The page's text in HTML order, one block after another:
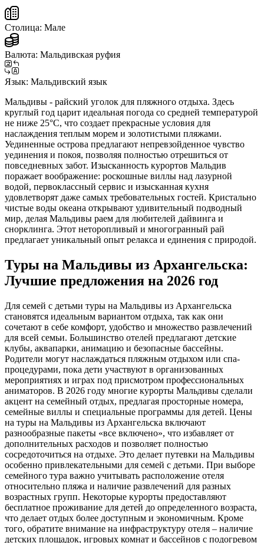
Столица: Мале
Валюта: Мальдивская руфия
Язык: Мальдивский язык
Мальдивы - райский уголок для пляжного отдыха. Здесь
круглый год царит идеальная погода со средней температурой
не ниже 25°C, что создает прекрасные условия для
наслаждения теплым морем и золотистыми пляжами.
Уединенные острова предлагают непревзойденное чувство
уединения и покоя, позволяя полностью отрешиться от
повседневных забот. Изысканность курортов Мальдив
поражает воображение: роскошные виллы над лазурной
водой, первоклассный сервис и изысканная кухня
удовлетворят даже самых требовательных гостей. Кристально
чистые воды океана открывают удивительный подводный
мир, делая Мальдивы раем для любителей дайвинга и
снорклинга. Этот неторопливый и многогранный рай
предлагает уникальный опыт релакса и единения с природой.
Туры на Мальдивы из Архангельска:
Лучшие предложения на 2026 год
Для семей с детьми туры на Мальдивы из Архангельска
становятся идеальным вариантом отдыха, так как они
сочетают в себе комфорт, удобство и множество развлечений
для всей семьи. Большинство отелей предлагают детские
клубы, аквапарки, анимацию и безопасные бассейны.
Родители могут наслаждаться пляжным отдыхом или спа-
процедурами, пока дети участвуют в организованных
мероприятиях и играх под присмотром профессиональных
аниматоров. В 2026 году многие курорты Мальдивы сделали
акцент на семейный отдых, предлагая просторные номера,
семейные виллы и специальные программы для детей. Цены
на туры на Мальдивы из Архангельска включают
разнообразные пакеты «все включено», что избавляет от
дополнительных расходов и позволяет полностью
сосредоточиться на отдыхе. Это делает путевки на Мальдивы
особенно привлекательными для семей с детьми. При выборе
семейного тура важно учитывать расположение отеля
относительно пляжа и наличие развлечений для разных
возрастных групп. Некоторые курорты предоставляют
бесплатное проживание для детей до определенного возраста,
что делает отдых более доступным и экономичным. Кроме
того, обратите внимание на инфраструктуру отеля – наличие
детских площадок, игровых комнат и бассейнов с подогревом